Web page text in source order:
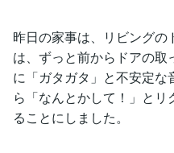
昨日の家事は、リビング
は、ずっと前からドアの
に「ガタガタ」と不安定
ら「なんとかして！」と
ることにしました。